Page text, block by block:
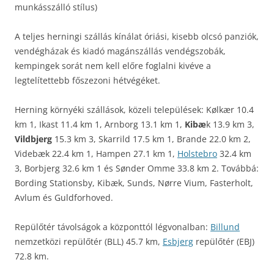
munkásszálló stílus)
A teljes herningi szállás kínálat óriási, kisebb olcsó panziók,
vendégházak és kiadó magánszállás vendégszobák,
kempingek sorát nem kell előre foglalni kivéve a
legtelítettebb főszezoni hétvégéket.
Herning környéki szállások, közeli települések: Kølkær 10.4
km 1, Ikast 11.4 km 1, Arnborg 13.1 km 1, Kibæk 13.9 km 3,
Vildbjerg 15.3 km 3, Skarrild 17.5 km 1, Brande 22.0 km 2,
Videbæk 22.4 km 1, Hampen 27.1 km 1, Holstebro 32.4 km
3, Borbjerg 32.6 km 1 és Sønder Omme 33.8 km 2. Továbbá:
Bording Stationsby, Kibæk, Sunds, Nørre Vium, Fasterholt,
Avlum és Guldforhoved.
Repülőtér távolságok a központtól légvonalban: Billund
nemzetközi repülőtér (BLL) 45.7 km, Esbjerg repülőtér (EBJ)
72.8 km.